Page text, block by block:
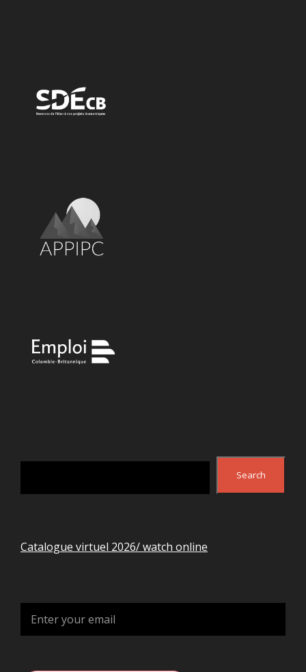
Search
Search
Catalogue virtuel 2026/ watch online